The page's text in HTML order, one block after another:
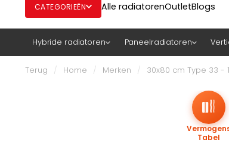
CATEGORIEËN Alle radiatorenOutletBlogs
Hybride radiatoren Paneelradiatoren
Terug / Home / Merken / 30x80 cm Type 33 -
Tabel